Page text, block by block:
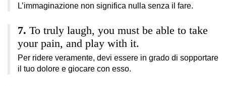
L’immaginazione non significa nulla senza il fare.
To truly laugh, you must be able to take
your pain, and play with it.
Per ridere veramente, devi essere in grado di sopportare
il tuo dolore e giocare con esso.